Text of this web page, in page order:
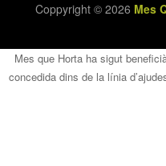
Coppyright © 2026 Mes